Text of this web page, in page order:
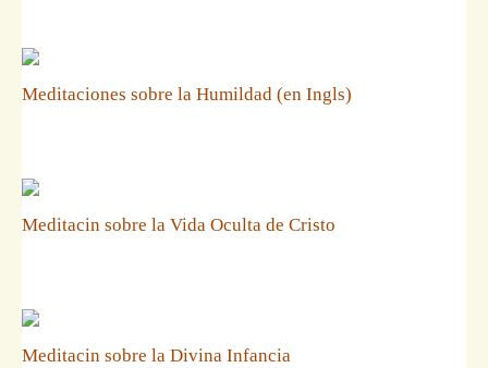
Meditaciones sobre la Humildad (en Ingls)
Meditacin sobre la Vida Oculta de Cristo
Meditacin sobre la Divina Infancia